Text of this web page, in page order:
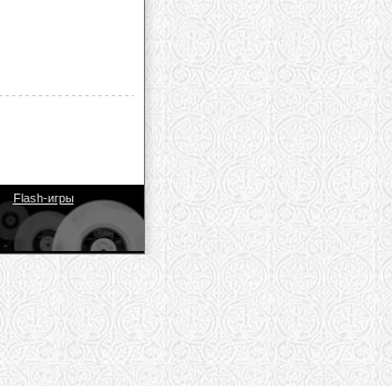
Flash-игры